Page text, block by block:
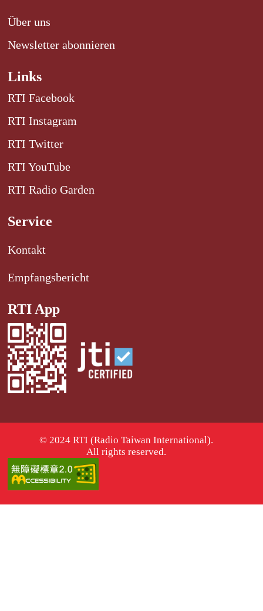
Über uns
Newsletter abonnieren
Links
RTI Facebook
RTI Instagram
RTI Twitter
RTI YouTube
RTI Radio Garden
Service
Kontakt
Empfangsbericht
RTI App
© 2024 RTI (Radio Taiwan International).
All rights reserved.